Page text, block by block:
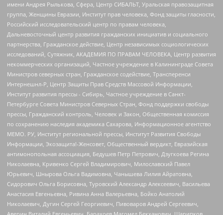
имени Андрея Рылькова, Сфера, Центр СИБАЛЬТ, Уральская правозащитная
группа, Женщины Евразии, Институт прав человека, Фонд защиты гласности,
Российский исследовательский центр по правам человека,
Дальневосточный центр развития гражданских инициатив и социального
партнерства, Гражданское действие, Центр независимых социологических
исследований, Сутяжник, АКАДЕМИЯ ПО ПРАВАМ ЧЕЛОВЕКА, Центр развития
некоммерческих организаций, Частное учреждение в Калининграде Совета
Министров северных стран, Гражданское содействие, Трансперенси
Интернешнл-Р, Центр Защиты Прав Средств Массовой Информации,
Институт развития прессы - Сибирь, Частное учреждение в Санкт-
Петербурге Совета Министров Северных Стран, Фонд поддержки свободы
прессы, Гражданский контроль, Человек и Закон, Общественная комиссия
по сохранению наследия академика Сахарова, Информационное агентство
МЕМО. РУ, Институт региональной прессы, Институт Развития Свободы
Информации, Экозащита!-Женсовет, Общественный вердикт, Евразийская
антимонопольная ассоциация, Бедушев Петр Петрович, Дзугкоева Регина
Николаевна, Кривенко Сергей Владимирович, Милославский Павел
Юрьевич, Шнырова Ольга Вадимовна, Чанышева Лилия Айратовна,
Сидорович Ольга Борисовна, Туровский Александр Алексеевич, Васильева
Анастасия Евгеньевна, Ривина Анна Валерьевна, Бойко Анатолий
Николаевич, Дугин Сергей Георгиевич, Пивоваров Андрей Сергеевич,